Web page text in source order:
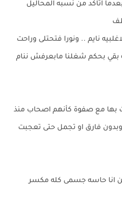
اتاكد من نسبه المحاليل
الساعه يادوب 6 والاغلبيه نايم .. ونورا فتحتلى وراحت
بقي بحكم شغلنا مابعرفش ننام
بها مع صفوة كأنهم اصحاب منذ
فارق او تجمل حتى تعجبت
انا حاسه جسمى كله مكسر